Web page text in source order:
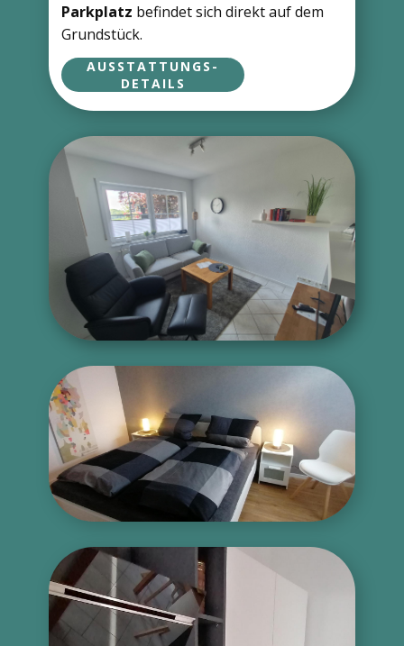
Parkplatz befindet sich direkt auf dem
Grundstück.
AUSSTATTUNGS-
DETAILS